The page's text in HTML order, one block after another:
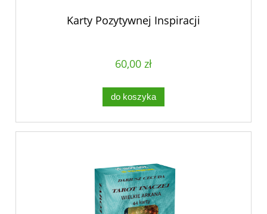
Karty Pozytywnej Inspiracji
60,00 zł
do koszyka